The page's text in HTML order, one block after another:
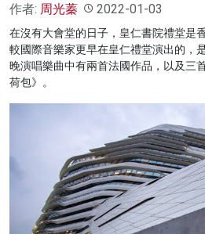
作者: 周光蓁 2022-01-03
在沒有大會堂的日子，皇仁書院禮堂是
較國際音樂家更早在皇仁禮堂演出的，
晚演唱樂曲中有兩首法國作品，以及三
荷包》。